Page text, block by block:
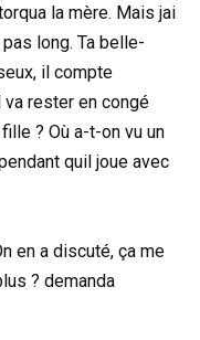
la mère. Mais jai
long. Ta belle-
il compte
va rester en congé
? Où a-t-on vu un
quil joue avec
en a discuté, ça me
? demanda